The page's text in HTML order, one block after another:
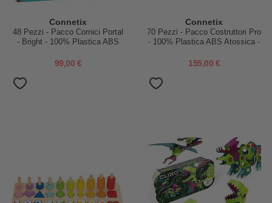
Connetix
48 Pezzi - Pacco Cornici Portal
- Bright - 100% Plastica ABS
STEM!
99,00 €
Connetix
70 Pezzi - Pacco Costruttori Pro
- 100% Plastica ABS Atossica -
155,00 €